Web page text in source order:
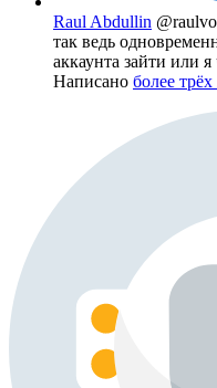
Raul Abdullin
так ведь
аккаунта зайти или
Написано более трёх